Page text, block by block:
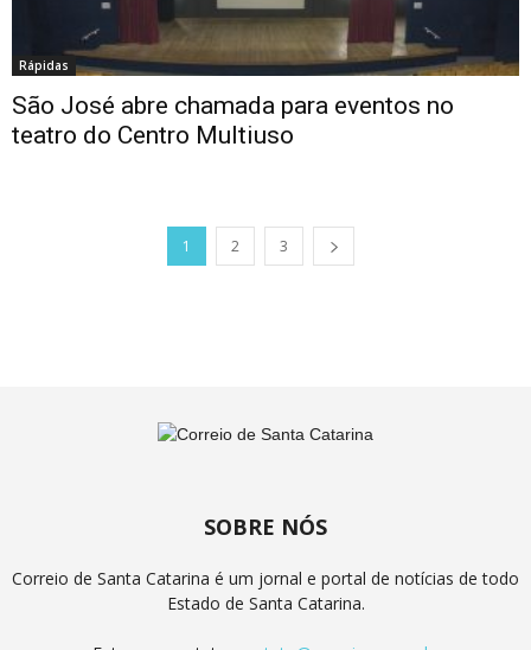
Rápidas
São José abre chamada para eventos no
teatro do Centro Multiuso
1 2 3
SOBRE NÓS
Correio de Santa Catarina é um jornal e portal de notícias de todo
Estado de Santa Catarina.